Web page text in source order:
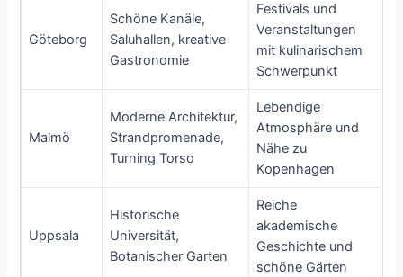
Göteborg
Schöne Kanäle,
Saluhallen, kreative
Gastronomie
Festivals und
Veranstaltungen
mit kulinarischem
Schwerpunkt
Malmö
Moderne Architektur,
Strandpromenade,
Turning Torso
Lebendige
Atmosphäre und
Nähe zu
Kopenhagen
Uppsala
Historische
Universität,
Botanischer Garten
Reiche
akademische
Geschichte und
schöne Gärten